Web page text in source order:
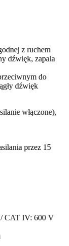
z ruchem
dźwięk, zapala
do
dźwięk
włączone),
przez 15
CAT IV: 600 V